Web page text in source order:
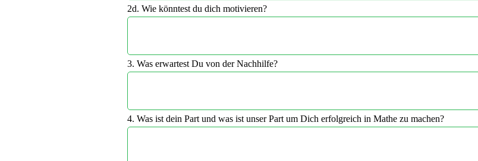
2d. Wie könntest du dich motivieren?
3. Was erwartest Du von der Nachhilfe?
4. Was ist dein Part und was ist unser Part um Dich erfolgreich in Mathe zu machen?